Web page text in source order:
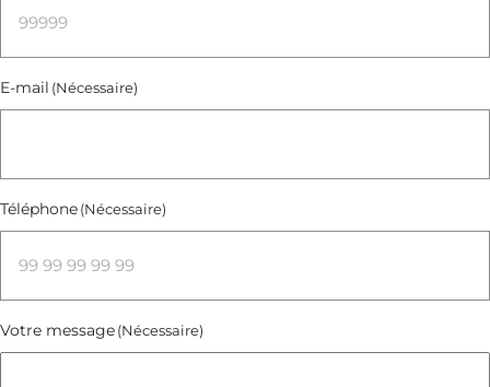
E-mail (Nécessaire)
Téléphone(Nécessaire)
Votre message(Nécessaire)